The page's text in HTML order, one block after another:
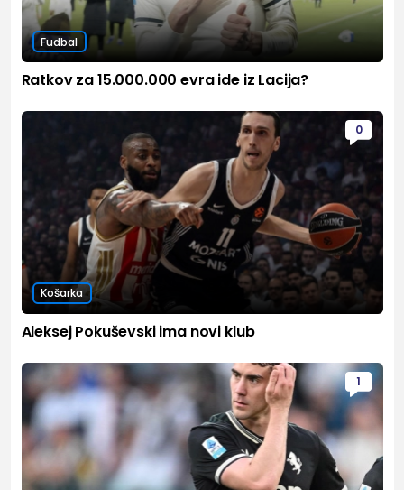
Fudbal
Ratkov za 15.000.000 evra ide iz Lacija?
0
Košarka
Aleksej Pokuševski ima novi klub
1